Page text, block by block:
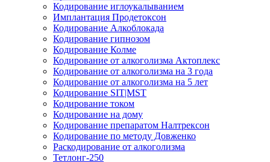
Кодирование иглоукалыванием
Имплантация Продетоксон
Кодирование Алкоблокада
Кодирование гипнозом
Кодирование Колме
Кодирование от алкоголизма Актоплекс
Кодирование от алкоголизма на 3 года
Кодирование от алкоголизма на 5 лет
Кодирование SIT|MST
Кодирование током
Кодирование на дому
Кодирование препаратом Налтрексон
Кодирование по методу Довженко
Раскодирование от алкоголизма
Тетлонг-250